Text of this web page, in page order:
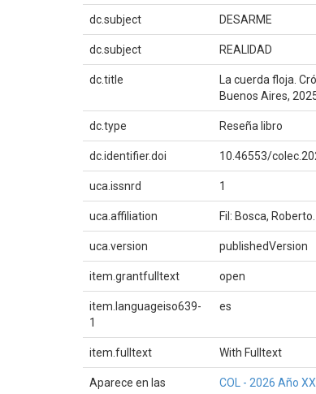
dc.subject DESARME
dc.subject REALIDAD
dc.title
La cuerda floja.
Buenos Aires,
dc.type Reseña libro
dc.identifier.doi 10.46553/
uca.issnrd 1
uca.affiliation Fil: Bosca,
uca.version publishedVersion
item.grantfulltext open
item.languageiso639-
1
es
item.fulltext With Fulltext
Aparece en las
COL - 2026 Año